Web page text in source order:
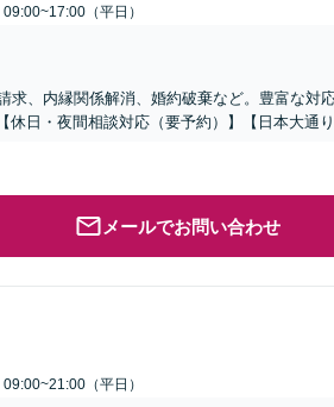
（平日）
求、内縁関係解消、婚約破棄など。豊富な対
日・夜間相談対応（要予約）】【日本大通り
メールでお問い合わせ
（平日）